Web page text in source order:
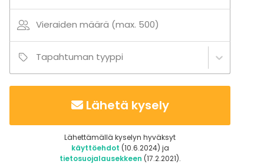
Vieraiden määrä (max. 500)
Tapahtuman tyyppi
Lähetä kysely
Lähettämällä kyselyn hyväksyt
käyttöehdot (10.6.2024) ja
tietosuojalausekkeen (17.2.2021).